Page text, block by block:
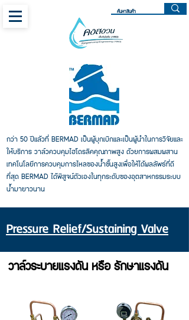
กว่า 50 ปีแล้วที่ BERMAD เป็นผู้บุกเบิกและเป็นผู้นำในการวิจัยและ
ให้บริการ วาล์วควบคุมไฮโดรลิคคุณภาพสูง ด้วยการผสมผสาน
เทคโนโลยีการควบคุมการไหลของน้ำขั้นสูงเพื่อให้ได้ผลลัพธ์ที่ดี
ที่สุด BERMAD ได้พิสูจน์ตัวเองในทุกระดับของอุตสาหกรรมระบบ
น้ำมายาวนาน
Pressure Relief/Sustaining Valve
วาล์วระบายแรงดัน หรือ รักษาแรงดัน